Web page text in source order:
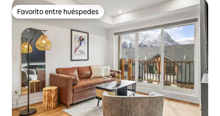
Favorito entre huéspedes
Favorito entre huéspedes